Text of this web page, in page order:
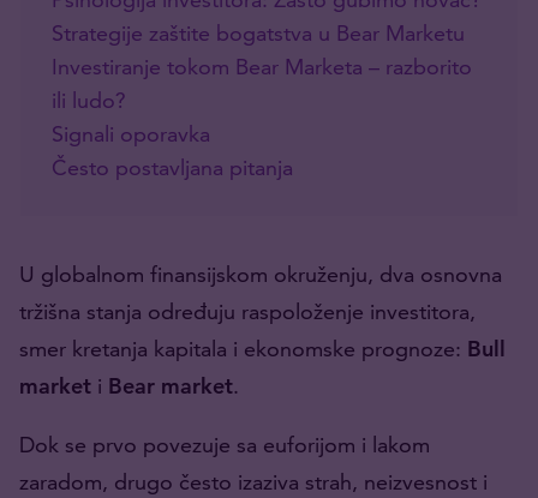
Strategije zaštite bogatstva u Bear Marketu
Investiranje tokom Bear Marketa – razborito
ili ludo?
Signali oporavka
Često postavljana pitanja
U globalnom finansijskom okruženju, dva osnovna
tržišna stanja određuju raspoloženje investitora,
smer kretanja kapitala i ekonomske prognoze: Bull
market i Bear market.
Dok se prvo povezuje sa euforijom i lakom
zaradom, drugo često izaziva strah, neizvesnost i